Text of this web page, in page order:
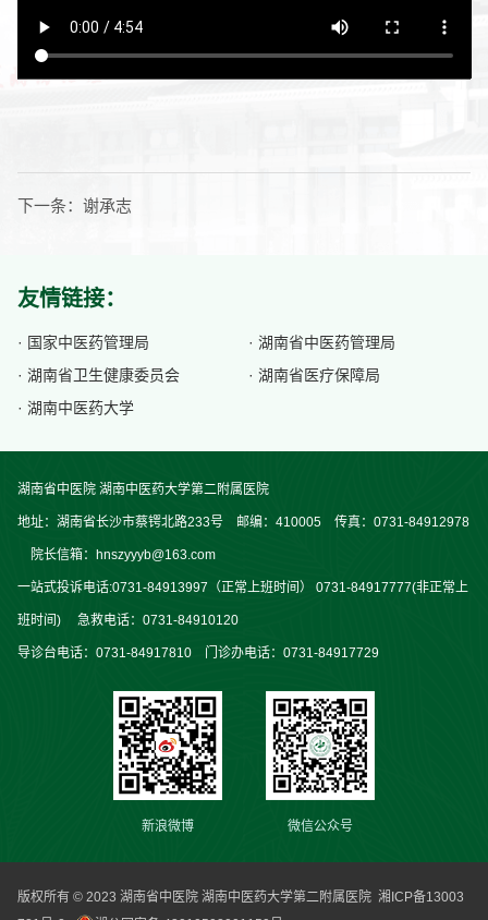
下一条： 谢承志
友情链接：
· 国家中医药管理局
· 湖南省中医药管理局
· 湖南省卫生健康委员会
· 湖南省医疗保障局
· 湖南中医药大学
湖南省中医院 湖南中医药大学第二附属医院
地址：湖南省长沙市蔡锷北路233号 邮编：410005 传真：0731-84912978
院长信箱：hnszyyyb@163.com
一站式投诉电话:0731-84913997（正常上班时间） 0731-84917777(非正常上
班时间) 急救电话：0731-84910120
导诊台电话：0731-84917810 门诊办电话：0731-84917729
新浪微博 微信公众号
版权所有 © 2023 湖南省中医院 湖南中医药大学第二附属医院 湘ICP备13003